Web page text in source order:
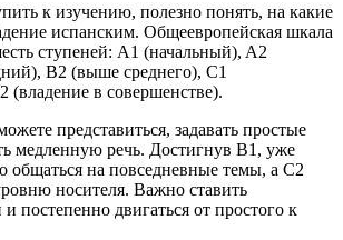
к изучению, полезно понять, на какие
испанским. Общеевропейская шкала
ступеней: A1 (начальный), A2
B2 (выше среднего), C1
(владение в совершенстве).
представиться, задавать простые
медленную речь. Достигнув B1, уже
общаться на повседневные темы, а C2
носителя. Важно ставить
постепенно двигаться от простого к